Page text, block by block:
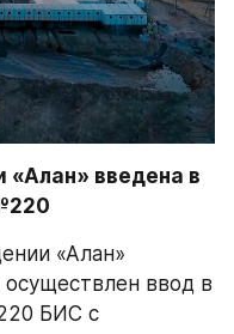
«Алан» введена в
«Алан»
ввод в
БИС с